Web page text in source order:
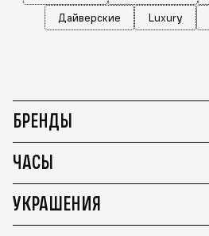
Дайверские
Luxury
БРЕНДЫ
ЧАСЫ
УКРАШЕНИЯ